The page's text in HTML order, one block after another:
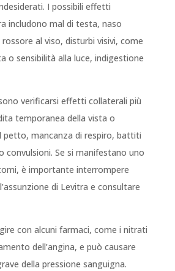
I possibili effetti
includono mal di testa, naso
al viso, disturbi visivi, come
o sensibilità alla luce, indigestione
verificarsi effetti collaterali più
temporanea della vista o
petto, mancanza di respiro, battiti
convulsioni. Se si manifestano uno
è importante interrompere
di Levitra e consultare
con alcuni farmaci, come i nitrati
dell’angina, e può causare
della pressione sanguigna.